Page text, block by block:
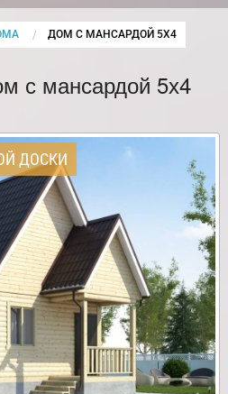
CURRENT:
ДОМ С МАНСАРДОЙ 5Х4
с мансардой 5х4
ДОСКИ